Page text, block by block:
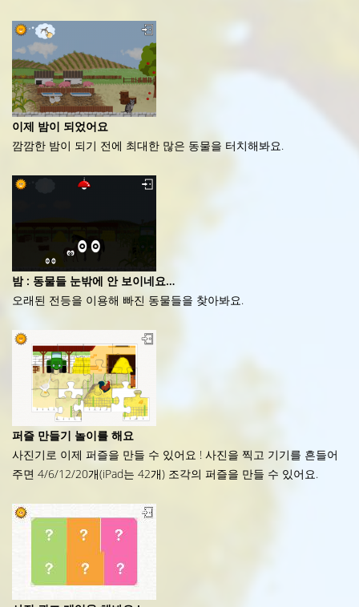
이제 밤이 되었어요
깜깜한 밤이 되기 전에 최대한 많은 동물을 터치해봐요.
밤 : 동물들 눈밖에 안 보이네요…
오래된 전등을 이용해 빠진 동물들을 찾아봐요.
퍼즐 만들기 놀이를 해요
사진기로 이제 퍼즐을 만들 수 있어요 ! 사진을 찍고 기기를 흔들어
주면 4/6/12/20개(iPad는 42개) 조각의 퍼즐을 만들 수 있어요.